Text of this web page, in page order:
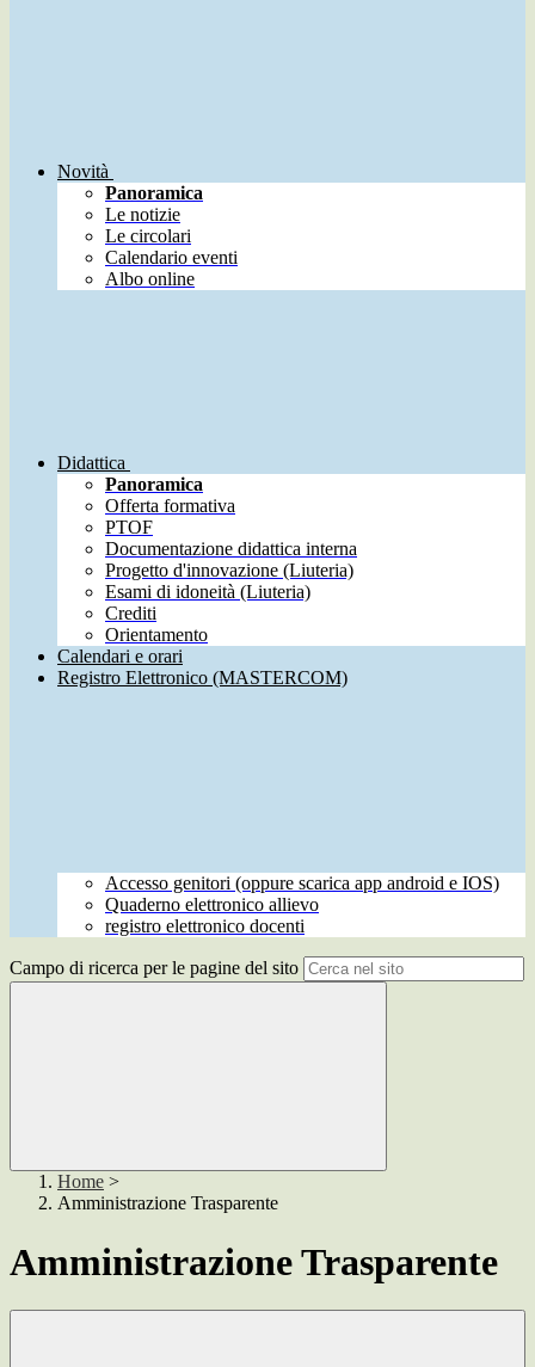
Novità
Panoramica
Le notizie
Le circolari
Calendario eventi
Albo online
Didattica
Panoramica
Offerta formativa
PTOF
Documentazione didattica interna
Progetto d'innovazione (Liuteria)
Esami di idoneità (Liuteria)
Crediti
Orientamento
Calendari e orari
Registro Elettronico (MASTERCOM)
Accesso genitori (oppure scarica app android e IOS)
Quaderno elettronico allievo
registro elettronico docenti
Campo di ricerca per le pagine del sito
Home >
Amministrazione Trasparente
Amministrazione Trasparente